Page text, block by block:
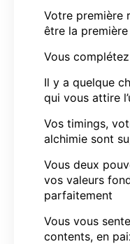
Votre première
être la première
Vous
Il y a quelque
qui vous attire
Vos timings,
alchimie sont
Vous deux
vos valeurs
parfaitement
Vous vous
contents, en